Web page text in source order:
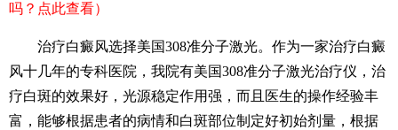
吗？点此查看）
治疗白癜风选择美国308准分子激光。作为一家治疗白癜
风十几年的专科医院，我院有美国308准分子激光治疗仪，治
疗白斑的效果好，光源稳定作用强，而且医生的操作经验丰
富，能够根据患者的病情和白斑部位制定好初始剂量，根据